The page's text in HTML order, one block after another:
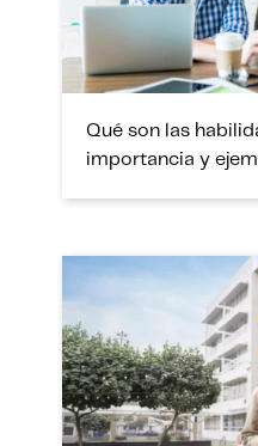
Qué son las
importancia y